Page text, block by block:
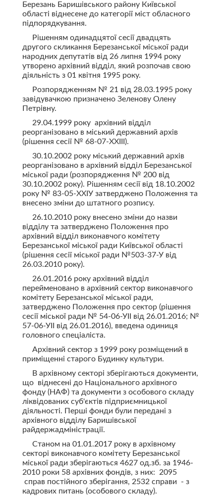
Березань Баришівського району Київської
області віднесене до категорії міст обласного
підпорядкування.
Рішенням одинадцятої сесії двадцять
другого скликання Березанської міської ради
народних депутатів від 26 липня 1994 року
утворено архівний відділ, який розпочав свою
діяльність з 01 квітня 1995 року.
Розпорядженням № 21 від 28.03.1995 року
завідувачкою призначено Зеленову Олену
Петрівну.
29.04.1999 року архівний відділ
реорганізовано в міський державний архів
(рішення сесії № 68-07-ХХІІІ).
30.10.2002 року міський державний архів
реорганізовано в архівний відділ Березанської
міської ради (розпорядження № 200 від
30.10.2002 року). Рішенням сесії від 18.10.2002
року № 83-05-ХХІУ затверджено Положення та
внесено зміни до штатного розпису.
26.10.2010 року внесено зміни до назви
відділу та затверджено Положення про
архівний відділ виконавчого комітету
Березанської міської ради Київської області
(рішення сесії міської ради №503-37-У від
26.03.2010 року).
26.01.2016 року архівний відділ
перейменовано в архівний сектор виконавчого
комітету Березанської міської ради,
затверджено Положення про сектор (рішення
сесії міської ради № 54-06-УІІ від 26.01.2016; №
57-06-УІІ від 26.01.2016), введена одиниця
головного спеціаліста.
Архівний сектор з 1999 року розміщений в
приміщенні старого Будинку культури.
В архівному секторі зберігаються документи,
що віднесені до Національного архівного
фонду (НАФ) та документи з особового складу
ліквідованих суб'єктів підприємницької
діяльності. Перші фонди були передані з
архівного відділу Баришівської
райдержадміністрації.
Станом на 01.01.2017 року в архівному
секторі виконавчого комітету Березанської
міської ради зберігаються 4627 од.зб. за 1946-
2010 роки 58 архівних фондів, з них: 2095
справ постійного зберігання, 2532 справи - з
кадрових питань (особового складу).